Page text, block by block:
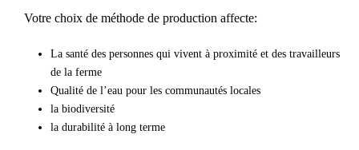
Votre choix de méthode de production affecte:
La santé des personnes qui vivent à proximité et des travailleurs
de la ferme
Qualité de l’eau pour les communautés locales
la biodiversité
la durabilité à long terme